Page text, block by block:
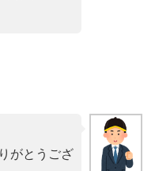
がとうござ